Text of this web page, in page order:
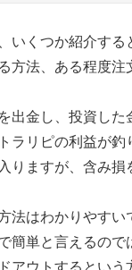
いくつか紹介す
方法、ある程度注
金し、投資した
ラリピの利益が釣
りますが、含み損
法はわかりやすい
単と言えるので
ウトするという